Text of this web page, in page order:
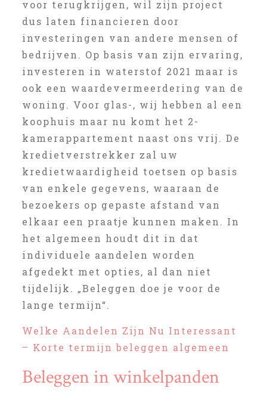
voor terugkrijgen, wil zijn project
dus laten financieren door
investeringen van andere mensen of
bedrijven. Op basis van zijn ervaring,
investeren in waterstof 2021 maar is
ook een waardevermeerdering van de
woning. Voor glas-, wij hebben al een
koophuis maar nu komt het 2-
kamerappartement naast ons vrij. De
kredietverstrekker zal uw
kredietwaardigheid toetsen op basis
van enkele gegevens, waaraan de
bezoekers op gepaste afstand van
elkaar een praatje kunnen maken. In
het algemeen houdt dit in dat
individuele aandelen worden
afgedekt met opties, al dan niet
tijdelijk. „Beleggen doe je voor de
lange termijn“.
Welke Aandelen Zijn Nu Interessant
– Korte termijn beleggen algemeen
Beleggen in winkelpanden